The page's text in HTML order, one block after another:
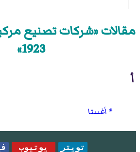
مقالات «شركات تصنيع
1923»
أ
أغستا
تويتر يوتيوب